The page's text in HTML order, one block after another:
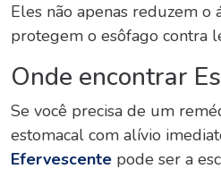
Eles não apenas reduzem o
protegem o esôfago contra
Onde encontrar
Se você precisa de um
estomacal com alívio
Efervescente pode ser a